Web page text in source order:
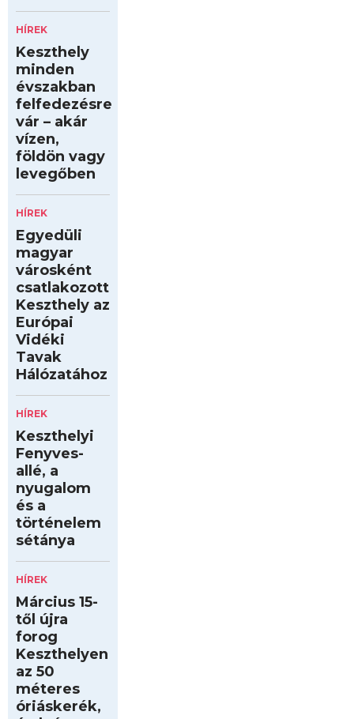
HÍREK
Keszthely
minden
évszakban
felfedezésre
vár – akár
vízen,
földön vagy
levegőben
HÍREK
Egyedüli
magyar
városként
csatlakozott
Keszthely az
Európai
Vidéki
Tavak
Hálózatához
HÍREK
Keszthelyi
Fenyves-
allé, a
nyugalom
és a
történelem
sétánya
HÍREK
Március 15-
től újra
forog
Keszthelyen
az 50
méteres
óriáskerék,